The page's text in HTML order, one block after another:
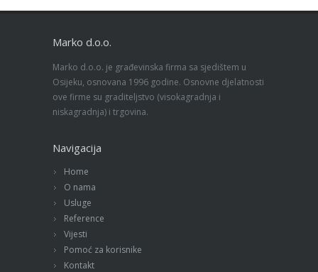
Marko d.o.o.
Marko d.o.o. je građevinska firma sa sjedištem u
Osijeku, osnovana 1996 godine. Osnovne djelatnosti
ove firme su graditeljstvo (visokagradnja i
niskagradnja) i trgovina.
Navigacija
Home
O nama
Usluge
Reference
Vijesti
Pomoć za korisnike
Kontakt